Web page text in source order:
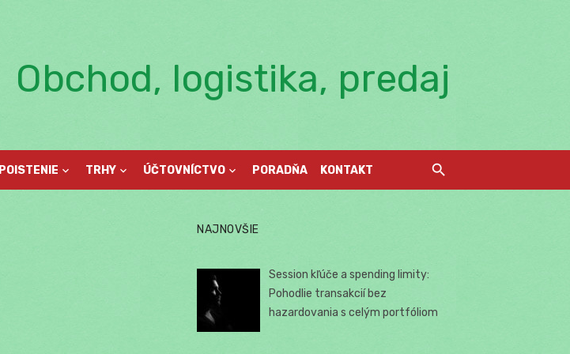
Obchod, logistika, predaj
POISTENIE TRHY ÚČTOVNÍCTVO PORADŇA KONTAKT
NAJNOVŠIE
Session kľúče a spending limity:
Pohodlie transakcií bez
hazardovania s celým portfóliom